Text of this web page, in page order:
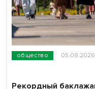
общество 05.08.2026
Рекордный